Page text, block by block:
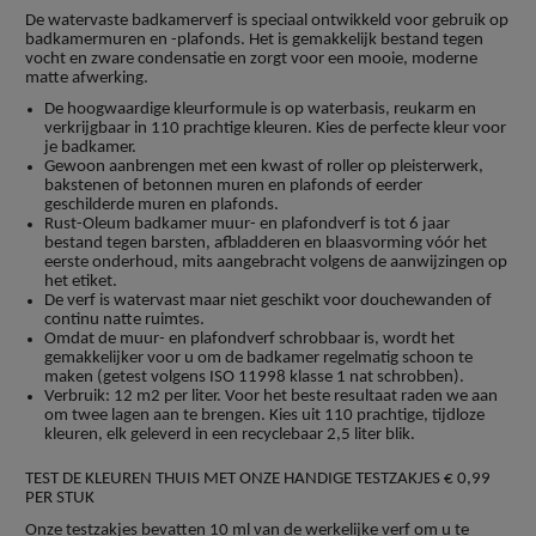
De watervaste badkamerverf is speciaal ontwikkeld voor gebruik op
badkamermuren en -plafonds. Het is gemakkelijk bestand tegen
vocht en zware condensatie en zorgt voor een mooie, moderne
matte afwerking.
De hoogwaardige kleurformule is op waterbasis, reukarm en
verkrijgbaar in 110 prachtige kleuren. Kies de perfecte kleur voor
je badkamer.
Gewoon aanbrengen met een kwast of roller op pleisterwerk,
bakstenen of betonnen muren en plafonds of eerder
geschilderde muren en plafonds.
Rust-Oleum badkamer muur- en plafondverf is tot 6 jaar
bestand tegen barsten, afbladderen en blaasvorming vóór het
eerste onderhoud, mits aangebracht volgens de aanwijzingen op
het etiket.
De verf is watervast maar niet geschikt voor douchewanden of
continu natte ruimtes.
Omdat de muur- en plafondverf schrobbaar is, wordt het
gemakkelijker voor u om de badkamer regelmatig schoon te
maken (getest volgens ISO 11998 klasse 1 nat schrobben).
Verbruik: 12 m2 per liter. Voor het beste resultaat raden we aan
om twee lagen aan te brengen. Kies uit 110 prachtige, tijdloze
kleuren, elk geleverd in een recyclebaar 2,5 liter blik.
TEST DE KLEUREN THUIS MET ONZE HANDIGE TESTZAKJES € 0,99
PER STUK
Onze testzakjes bevatten 10 ml van de werkelijke verf om u te